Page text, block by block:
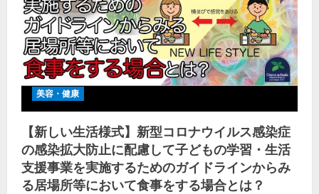
美容・健康
【新しい生活様式】新型コロナウイルス感染症
の感染拡大防止に配慮して子どもの学習・生活
支援事業を実施するためのガイドラインからみ
る居場所等において食事をする場合とは？